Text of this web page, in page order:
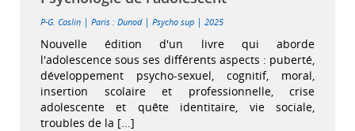
P-G. Coslin | Paris : Dunod| Psycho sup | 2025
Nouvelle édition d'un livre qui aborde
l'adolescence sous ses différents aspects : puberté,
développement psycho-sexuel, cognitif, moral,
insertion scolaire et professionnelle, crise
adolescente et quête identitaire, vie sociale,
troubles de la [...]